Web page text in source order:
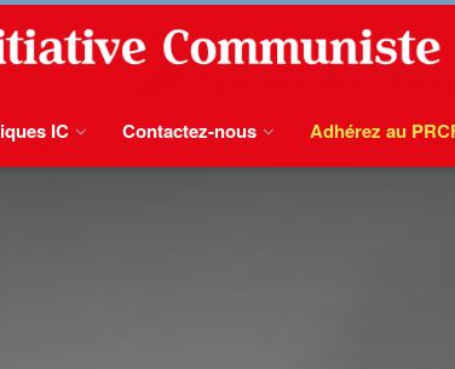
IC Contactez-nous Adhérez au